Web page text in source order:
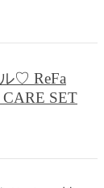
♡ ReFa
SET